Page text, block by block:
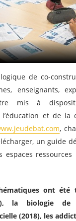
de co-
enseignants,
mis à
l’éducation et de
,
un guide
espaces
ont été
la biologie de
(2018), les